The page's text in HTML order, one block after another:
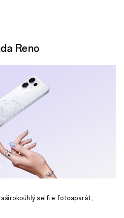
Reno
selfie fotoaparát,